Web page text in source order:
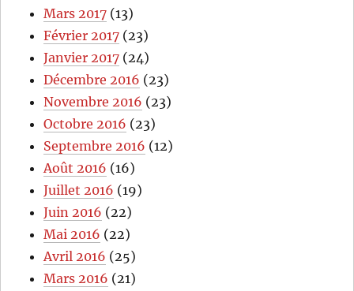
Mars 2017 (13)
Février 2017 (23)
Janvier 2017 (24)
Décembre 2016 (23)
Novembre 2016 (23)
Octobre 2016 (23)
Septembre 2016 (12)
Août 2016 (16)
Juillet 2016 (19)
Juin 2016 (22)
Mai 2016 (22)
Avril 2016 (25)
Mars 2016 (21)